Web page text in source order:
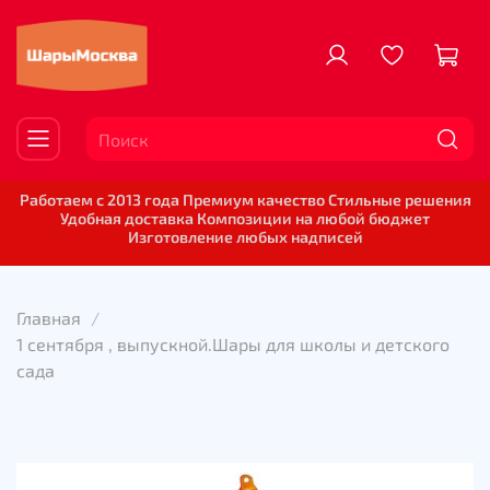
Работаем с 2013 года Премиум качество Стильные решения
Удобная доставка Композиции на любой бюджет
Изготовление любых надписей
Главная
1 сентября , выпускной.Шары для школы и детского
сада